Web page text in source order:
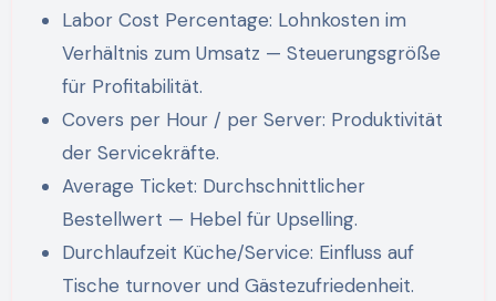
Labor Cost Percentage: Lohnkosten im
Verhältnis zum Umsatz — Steuerungsgröße
für Profitabilität.
Covers per Hour / per Server: Produktivität
der Servicekräfte.
Average Ticket: Durchschnittlicher
Bestellwert — Hebel für Upselling.
Durchlaufzeit Küche/Service: Einfluss auf
Tische turnover und Gästezufriedenheit.